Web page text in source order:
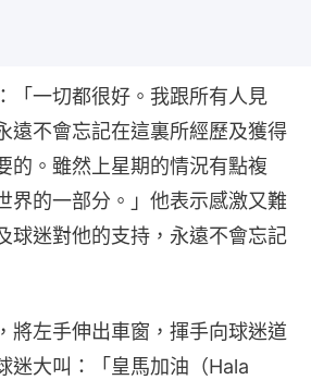
「一切都很好。我跟所有人見
遠不會忘記在這裏所經歷及獲得
的。雖然上星期的情況有點複
界的一部分。」他表示感激又難
球迷對他的支持，永遠不會忘記
將左手伸出車窗，揮手向球迷道
迷大叫：「皇馬加油（Hala